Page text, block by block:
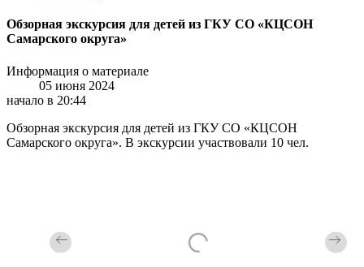
Обзорная экскурсия для детей из ГКУ СО «КЦСОН
Самарского округа»
Информация о материале
05 июня 2024
начало в 20:44
Обзорная экскурсия для детей из ГКУ СО «КЦСОН
Самарского округа». В экскурсии участвовали 10 чел.